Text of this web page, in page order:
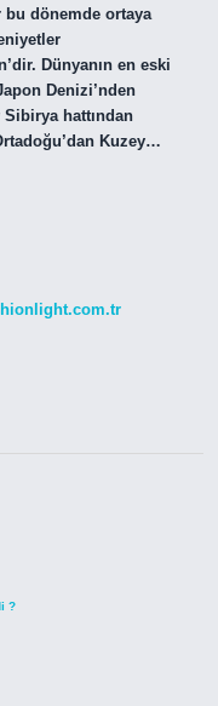
dönemde ortaya
Dünyanın en eski
Denizi’nden
Sibirya hattından
Kuzey…
?